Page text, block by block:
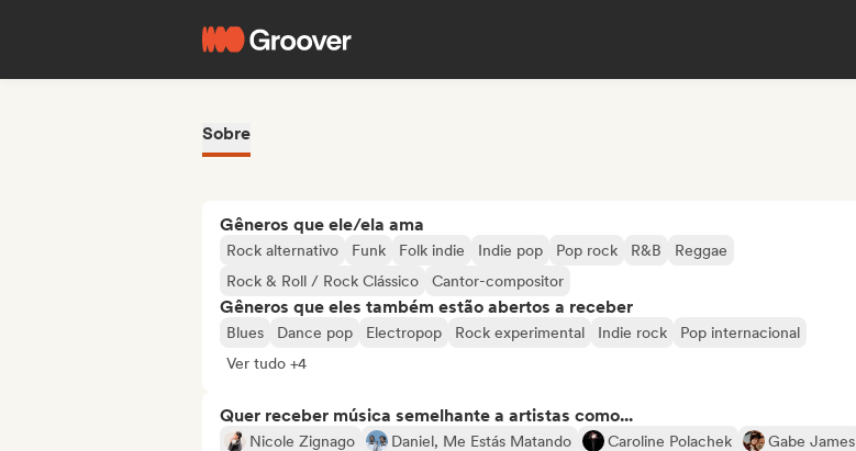
Sobre
Gêneros que ele/ela ama
Rock alternativo Funk Folk indie Indie pop Pop rock R&B
Reggae
Rock & Roll / Rock Clássico
Cantor-compositor
Gêneros que eles também estão abertos a receber
Blues Dance pop Electropop Rock experimental Indie rock
Pop internacional
Ver tudo +4
Quer receber música semelhante a artistas como...
Nicole Zignago Daniel, Me Estás Matando Caroline Polachek
Gabe James